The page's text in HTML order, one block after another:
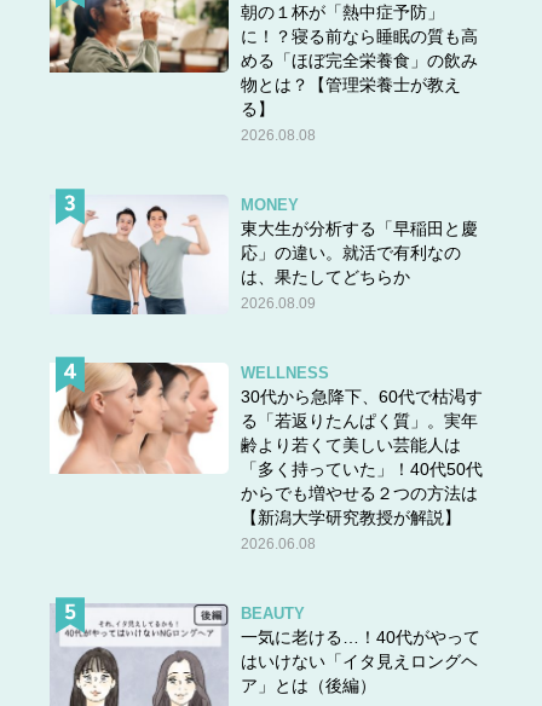
朝の１杯が「熱中症予防」
に！？寝る前なら睡眠の質も高
める「ほぼ完全栄養食」の飲み
物とは？【管理栄養士が教え
る】
2026.08.08
MONEY
東大生が分析する「早稲田と慶
応」の違い。就活で有利なの
は、果たしてどちらか
2026.08.09
WELLNESS
30代から急降下、60代で枯渇す
る「若返りたんぱく質」。実年
齢より若くて美しい芸能人は
「多く持っていた」！40代50代
からでも増やせる２つの方法は
【新潟大学研究教授が解説】
2026.06.08
BEAUTY
一気に老ける…！40代がやって
はいけない「イタ見えロングヘ
ア」とは（後編）